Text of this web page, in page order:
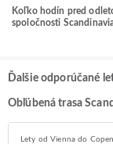
Koľko hodín pred
spoločnosti
Ďalšie odporúčané
Obľúbená trasa
Lety od Vienna do